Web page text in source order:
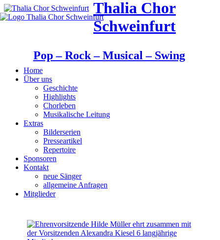
Thalia Chor
Schweinfurt
Pop – Rock – Musical – Swing
Home
Über uns
Geschichte
Highlights
Chorleben
Musikalische Leitung
Extras
Bilderserien
Presseartikel
Repertoire
Sponsoren
Kontakt
neue Sänger
allgemeine Anfragen
Mitglieder